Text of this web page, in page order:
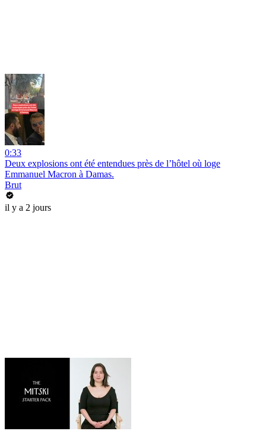
0:33
Deux explosions ont été entendues près de l’hôtel où loge
Emmanuel Macron à Damas.
Brut
il y a 2 jours